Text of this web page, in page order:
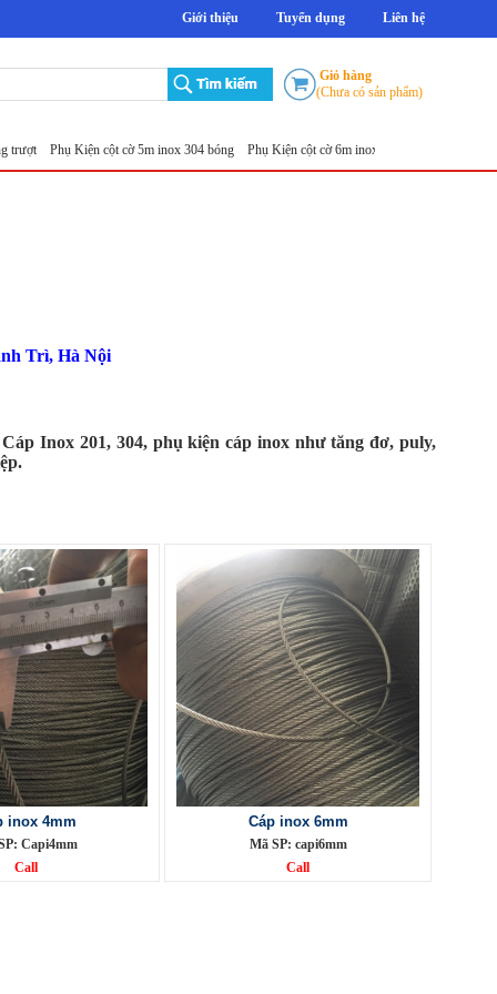
Giới thiệu Tuyển dụng Liên hệ
Giỏ hàng
(Chưa có sản phẩm)
Phụ Kiện cột cờ 5m inox 304 bóng Phụ Kiện cột cờ 6m inox 304 bóng
Trì, Hà Nội
Inox 201, 304, phụ kiện cáp inox như tăng đơ, puly,
inox 4mm
Capi4mm
Call
Cáp inox 6mm
Mã SP: capi6mm
Call